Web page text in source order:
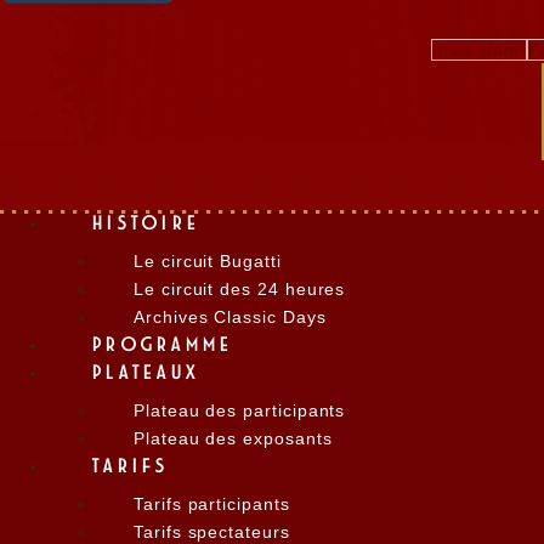
HISTOIRE
Le circuit Bugatti
Le circuit des 24 heures
Archives Classic Days
PROGRAMME
PLATEAUX
Plateau des participants
Plateau des exposants
TARIFS
Tarifs participants
Tarifs spectateurs